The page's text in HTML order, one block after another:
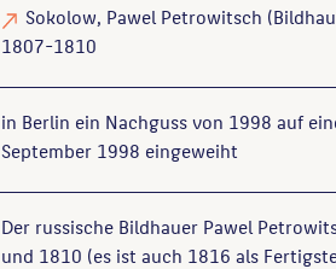
Sokolow, Pawel Petrowitsch
1807-1810
in Berlin ein Nachguss von 1998 auf
September 1998 eingeweiht
Der russische Bildhauer Pawel
und 1810 (es ist auch 1816 als